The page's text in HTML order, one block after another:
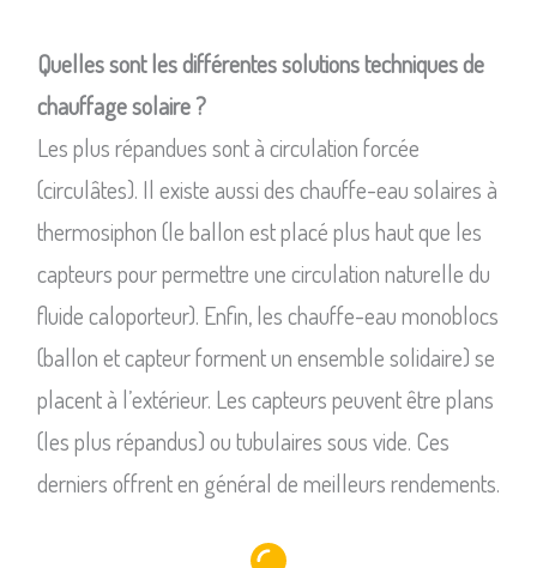
Quelles sont les différentes solutions techniques de
chauffage solaire ?
Les plus répandues sont à circulation forcée
(circulâtes). Il existe aussi des chauffe-eau solaires à
thermosiphon (le ballon est placé plus haut que les
capteurs pour permettre une circulation naturelle du
fluide caloporteur). Enfin, les chauffe-eau monoblocs
(ballon et capteur forment un ensemble solidaire) se
placent à l’extérieur. Les capteurs peuvent être plans
(les plus répandus) ou tubulaires sous vide. Ces
derniers offrent en général de meilleurs rendements.